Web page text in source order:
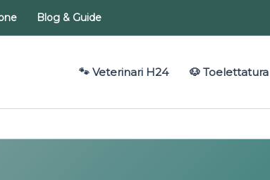
Blog & Guide
🐾 Veterinari H24 🐶 Toelettatura